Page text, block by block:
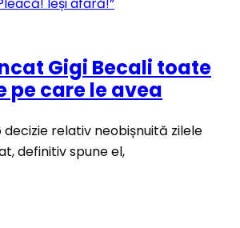
Gigi Becali toate
pe care le avea
decizie relativ neobișnuită zilele
definitiv spune el,